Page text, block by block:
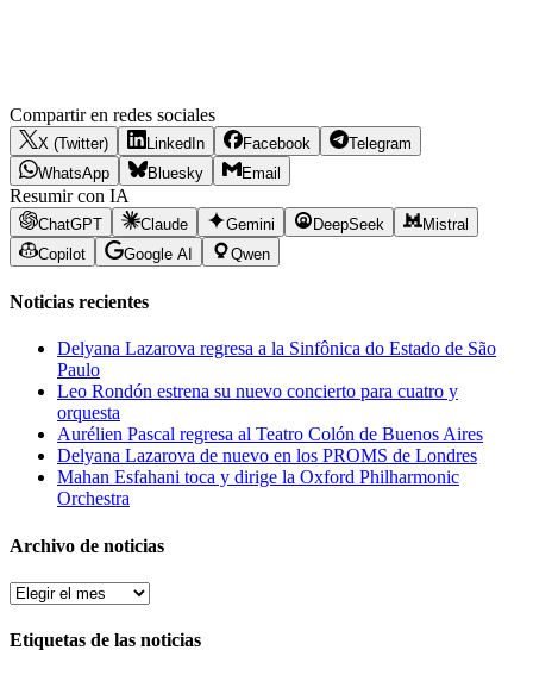
Compartir en redes sociales
X (Twitter) LinkedIn Facebook
Telegram
WhatsApp
Bluesky Email
Resumir con IA
ChatGPT Claude Gemini DeepSeek
Mistral
Copilot
Google AI Qwen
Noticias recientes
Delyana Lazarova regresa a la Sinfônica do Estado de São
Paulo
Leo Rondón estrena su nuevo concierto para cuatro y
orquesta
Aurélien Pascal regresa al Teatro Colón de Buenos Aires
Delyana Lazarova de nuevo en los PROMS de Londres
Mahan Esfahani toca y dirige la Oxford Philharmonic
Orchestra
Archivo de noticias
Archivo
noticias
Etiquetas de las noticias